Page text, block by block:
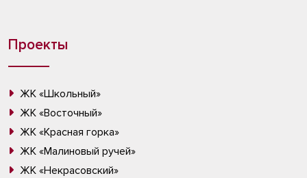
Проекты
ЖК «Школьный»
ЖК «Восточный»
ЖК «Красная горка»
ЖК «Малиновый ручей»
ЖК «Некрасовский»